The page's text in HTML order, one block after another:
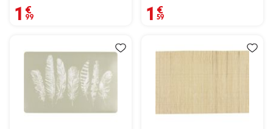
1,99 € 1,59 €